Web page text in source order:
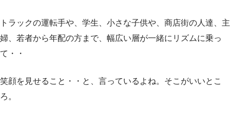
トラックの運転手や、学生、小さな子供や、商店街の人達、主
婦、若者から年配の方まで、幅広い層が一緒にリズムに乗っ
て・・
笑顔を見せること・・と、言っているよね。そこがいいとこ
ろ。